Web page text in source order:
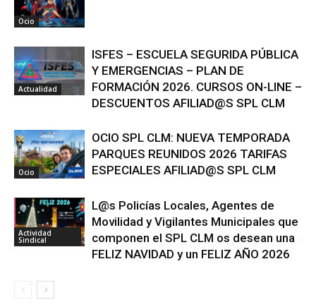
Ocio
Actualidad
ISFES – ESCUELA SEGURIDA PÚBLICA
Y EMERGENCIAS – PLAN DE
FORMACIÓN 2026. CURSOS ON-LINE –
DESCUENTOS AFILIAD@S SPL CLM
Ocio
OCIO SPL CLM: NUEVA TEMPORADA
PARQUES REUNIDOS 2026 TARIFAS
ESPECIALES AFILIAD@S SPL CLM
Actividad
Sindical
L@s Policías Locales, Agentes de
Movilidad y Vigilantes Municipales que
componen el SPL CLM os desean una
FELIZ NAVIDAD y un FELIZ AÑO 2026